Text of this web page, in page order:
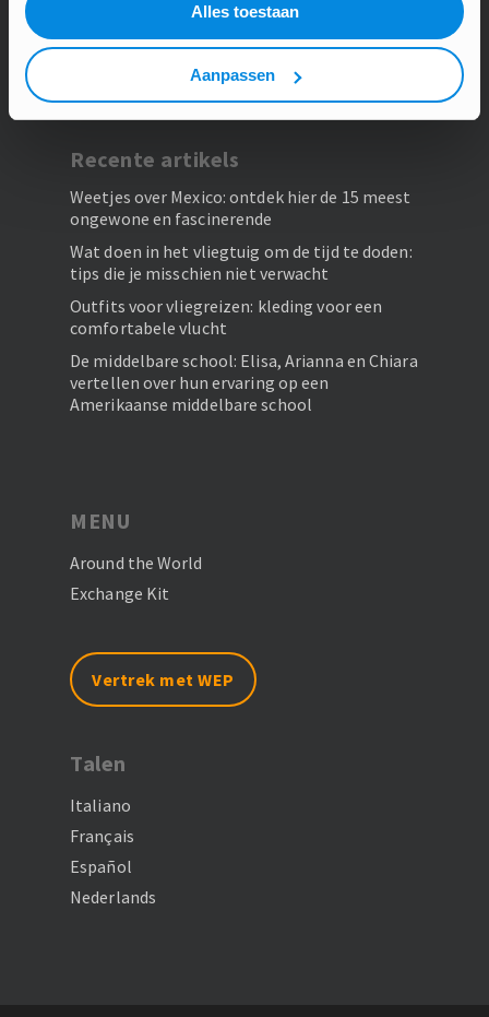
Alles toestaan
Aanpassen
ontdekken wat de wereld te bieden
heeft.
Recente artikels
Weetjes over Mexico: ontdek hier de 15 meest
ongewone en fascinerende
Wat doen in het vliegtuig om de tijd te doden:
tips die je misschien niet verwacht
Outfits voor vliegreizen: kleding voor een
comfortabele vlucht
De middelbare school: Elisa, Arianna en Chiara
vertellen over hun ervaring op een
Amerikaanse middelbare school
MENU
Around the World
Exchange Kit
Vertrek met WEP
Talen
Italiano
Français
Español
Nederlands